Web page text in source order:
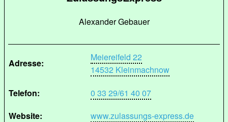
Alexander Gebauer
Adresse:
Meiereifeld 22
14532 Kleinmachnow
Telefon:
0 33 29/61 40 07
Website:
www.zulassungs-express.de